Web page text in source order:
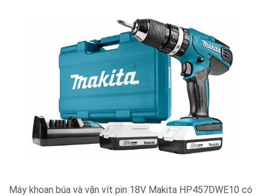
Máy khoan búa và vặn vít pin 18V Makita HP457DWE10 có